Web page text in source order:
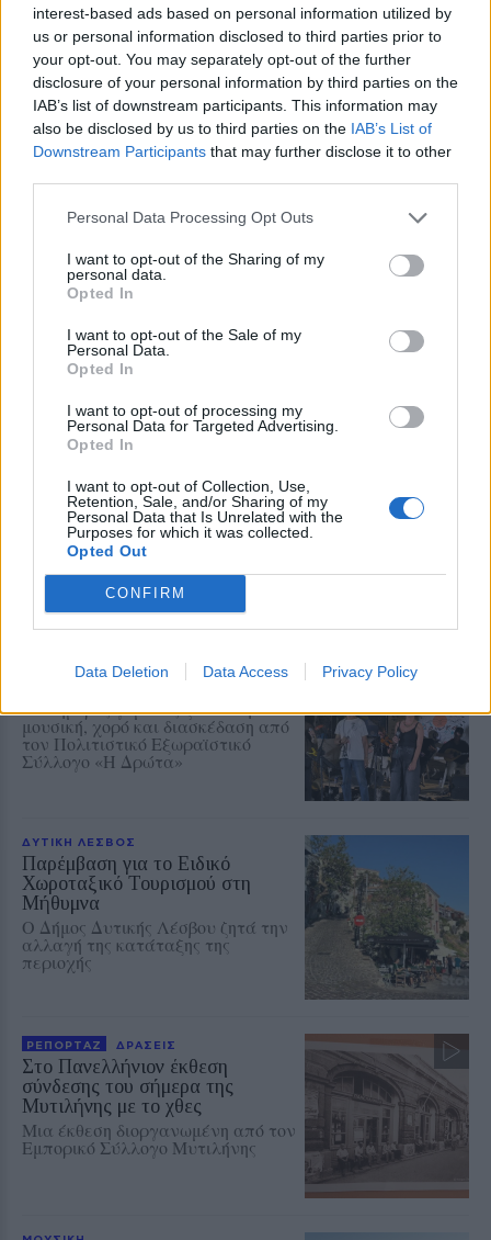
interest-based ads based on personal information utilized by
us or personal information disclosed to third parties prior to
your opt-out. You may separately opt-out of the further
disclosure of your personal information by third parties on the
IAB’s list of downstream participants. This information may
also be disclosed by us to third parties on the IAB’s List of
Downstream Participants that may further disclose it to other
Personal Data Processing Opt Outs
I want to opt-out of the Sharing of my
personal data.
Opted In
I want to opt-out of the Sale of my
Personal Data.
Opted In
I want to opt-out of processing my
Personal Data for Targeted Advertising.
Opted In
I want to opt-out of Collection, Use,
Retention, Sale, and/or Sharing of my
Personal Data that Is Unrelated with the
Purposes for which it was collected.
Opted Out
CONFIRM
Data Deletion Data Access Privacy Policy
Δείτε περισσότερα άρθρα μας στα αποτελέσματα
αναζήτησης
Add stonisi.gr on Google ↗
Προβληματική υδροδότηση σε
σπίτια κοντά στο Κάστρο του
Μολύβου
Κάτοικος διαμαρτύρεται και ζητά
να δοθεί λύση στο πρόβλημα που
ταλαιπωρεί τον ίδιο και άλλους
κατοίκους της περιοχής
Χατζηβασιλείου
Εκδήλωση για τον επί 45 χρόνια
αρχισυντάκτη και διευθυντή του
περιοδικού «ΑΓΙΑΣΟΣ», τη
Δευτέρα 10 Αυγούστου στο «Χάνι»
της Παναγίας
Μουσικές πάνω στο κύμα στην
παραλία της Δρώτας
Δύο ημέρες γεμάτες ζωντανή
μουσική, χορό και διασκέδαση από
τον Πολιτιστικό Εξωραϊστικό
Σύλλογο «Η Δρώτα»
ΔΥΤΙΚΗ ΛΕΣΒΟΣ
Παρέμβαση για το Ειδικό
Χωροταξικό Τουρισμού στη
Μήθυμνα
Ο Δήμος Δυτικής Λέσβου ζητά την
αλλαγή της κατάταξης της
περιοχής
ΡΕΠΟΡΤΑΖ ΔΡΑΣΕΙΣ
Στο Πανελλήνιον έκθεση
σύνδεσης του σήμερα της
Μυτιλήνης με το χθες
Μια έκθεση διοργανωμένη από τον
Εμπορικό Σύλλογο Μυτιλήνης